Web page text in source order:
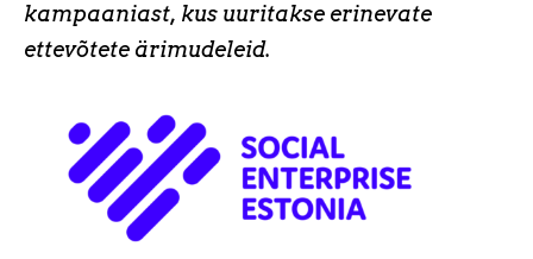
kampaaniast, kus uuritakse erinevate
ettevõtete ärimudeleid.